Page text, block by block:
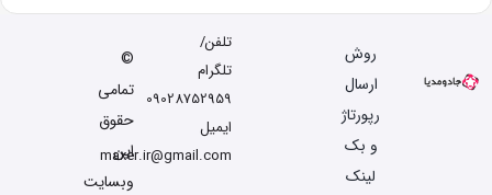
روش
ارسال
رپورتاژ
و بک
لینک
تلفن/
تلگرام
09028752959
ایمیل
maxer.ir@gmail.com
©
تمامی
حقوق
این
وبسایت